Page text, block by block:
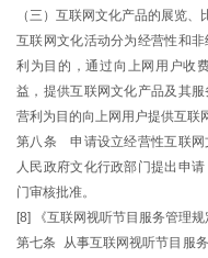
（三）互联网文化产品的展览、
互联网文化活动分为经营性和
利为目的，通过向上网用户收
益，提供互联网文化产品及其
营利为目的向上网用户提供互联
第八条 申请设立经营性互联网
人民政府文化行政部门提出申
门审核批准。
[8] 《互联网视听节目服务管理规
第七条 从事互联网视听节目服